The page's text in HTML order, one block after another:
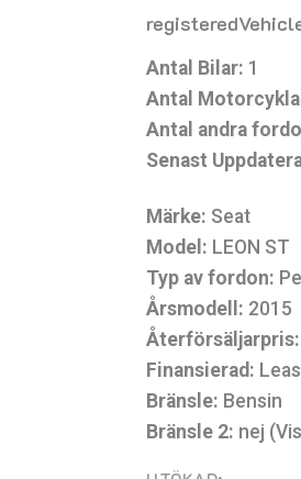
Antal Bilar: 1
Antal
Antal andra
Senast
Märke: Seat
Model: LEON ST
Typ av fordon:
Årsmodell: 2015
Återförsäljarpris:
Finansierad:
Bränsle: Bensin
Bränsle 2: nej